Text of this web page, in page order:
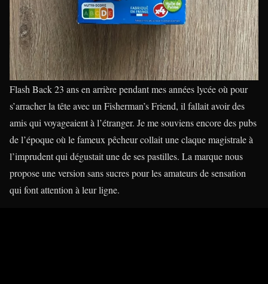
Flash Back 23 ans en arrière pendant mes années lycée où pour
s’arracher la tête avec un Fisherman’s Friend, il fallait avoir des
amis qui voyageaient à l’étranger. Je me souviens encore des pubs
de l’époque où le fameux pêcheur collait une claque magistrale à
l’imprudent qui dégustait une de ses pastilles. La marque nous
propose une version sans sucres pour les amateurs de sensation
qui font attention à leur ligne.